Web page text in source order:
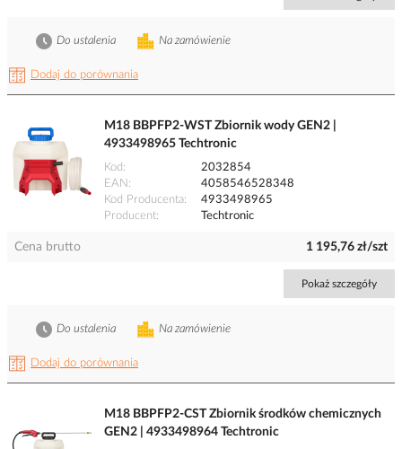
Dodaj do porównania
Na zamówienie
Do ustalenia
M18 BBPFP2-WST Zbiornik wody GEN2 |
4933498965 Techtronic
Kod
2032854
EAN
4058546528348
Kod Producenta
4933498965
Producent
Techtronic
Cena brutto 1 195,76 zł/szt
Pokaż szczegóły
Dodaj do porównania
Na zamówienie
Do ustalenia
M18 BBPFP2-CST Zbiornik środków chemicznych
GEN2 | 4933498964 Techtronic